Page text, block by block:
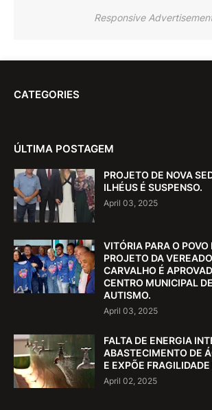
Responsive
CATEGORIES
ÚLTIMA POSTAGEM
PROJETO DE NOVA
ILHÉUS É SUSPENSO.
April 03, 2025
VITÓRIA PARA O POVO
PROJETO DA
CARVALHO É
CENTRO MUNICIPAL
AUTISMO.
April 03, 2025
FALTA DE ENERGIA
ABASTECIMENTO DE
E EXPÕE
April 02, 2025